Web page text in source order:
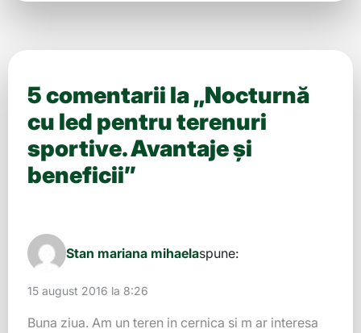
5 comentarii la „Nocturnă
cu led pentru terenuri
sportive. Avantaje şi
beneficii”
Stan mariana mihaelaspune:
15 august 2016 la 8:26
Buna ziua. Am un teren in cernica si m ar interesa